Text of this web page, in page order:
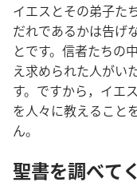
イエスとその弟子た
だれであるかは告げ
とです。信者たちの
え求められた人がい
す。ですから，イエ
を人々に教えること
ん。
聖書を調べて